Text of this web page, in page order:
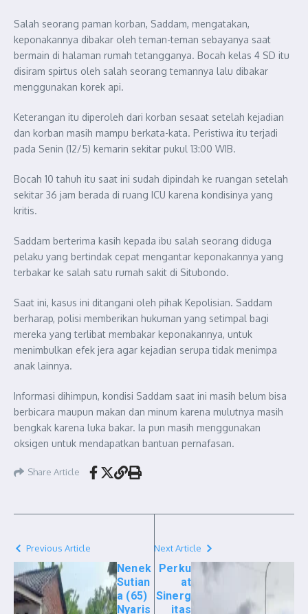
Salah seorang paman korban, Saddam, mengatakan,
keponakannya dibakar oleh teman-teman sebayanya saat
bermain di halaman rumah tetangganya. Bocah kelas 4 SD itu
disiram spirtus oleh salah seorang temannya lalu dibakar
menggunakan korek api.
Keterangan itu diperoleh dari korban sesaat setelah kejadian
dan korban masih mampu berkata-kata. Peristiwa itu terjadi
pada Senin (12/5) kemarin sekitar pukul 13:00 WIB.
Bocah 10 tahuh itu saat ini sudah dipindah ke ruangan setelah
sekitar 36 jam berada di ruang ICU karena kondisinya yang
kritis.
Saddam berterima kasih kepada ibu salah seorang diduga
pelaku yang bertindak cepat mengantar keponakannya yang
terbakar ke salah satu rumah sakit di Situbondo.
Saat ini, kasus ini ditangani oleh pihak Kepolisian. Saddam
berharap, polisi memberikan hukuman yang setimpal bagi
mereka yang terlibat membakar keponakannya, untuk
menimbulkan efek jera agar kejadian serupa tidak menimpa
anak lainnya.
Informasi dihimpun, kondisi Saddam saat ini masih belum bisa
berbicara maupun makan dan minum karena mulutnya masih
bengkak karena luka bakar. Ia pun masih menggunakan
oksigen untuk mendapatkan bantuan pernafasan.
Share Article
Previous Article
Nenek
Sutian
a (65)
Nyaris
Next Article
Perku
at
Sinerg
itas